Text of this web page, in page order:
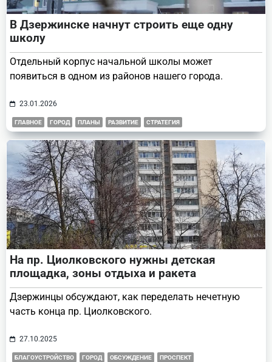
В Дзержинске начнут строить еще одну
школу
Отдельный корпус начальной школы может
появиться в одном из районов нашего города.
23.01.2026
ГЛАВНОЕ ГОРОД ПЛАНЫ РАЗВИТИЕ СТРАТЕГИЯ
На пр. Циолковского нужны детская
площадка, зоны отдыха и ракета
Дзержинцы обсуждают, как переделать нечетную
часть конца пр. Циолковского.
27.10.2025
БЛАГОУСТРОЙСТВО ГОРОД ОБСУЖДЕНИЕ ПРОСПЕКТ